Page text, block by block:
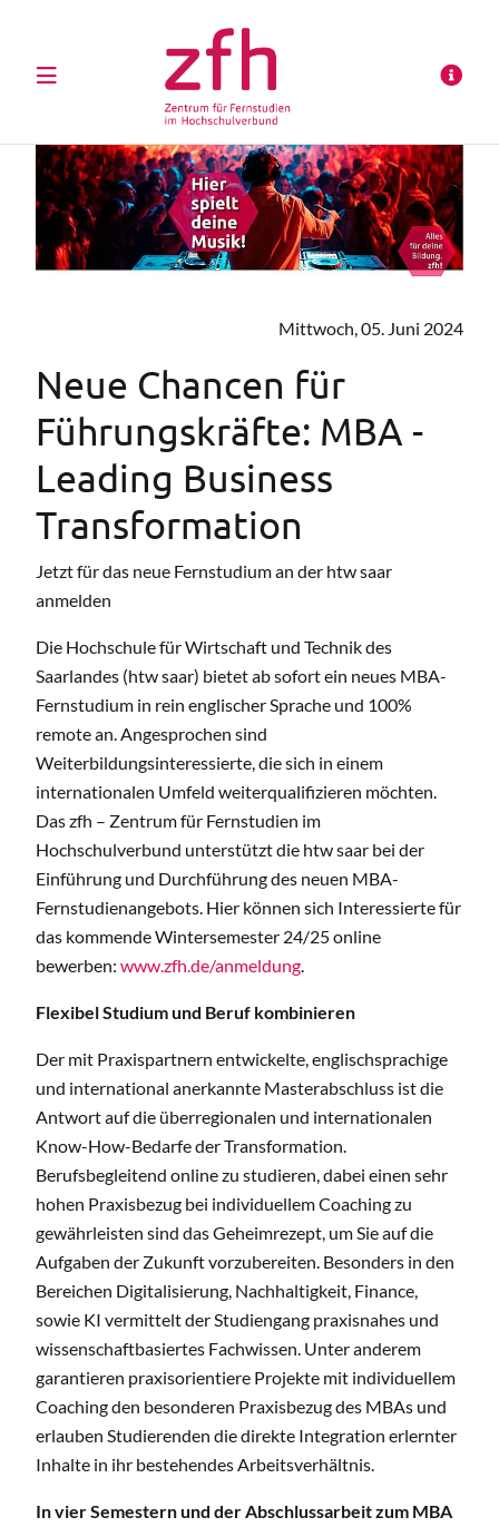
Mittwoch, 05. Juni 2024
Neue Chancen für
Führungskräfte: MBA -
Leading Business
Transformation
Jetzt für das neue Fernstudium an der htw saar
anmelden
Die Hochschule für Wirtschaft und Technik des
Saarlandes (htw saar) bietet ab sofort ein neues MBA-
Fernstudium in rein englischer Sprache und 100%
remote an. Angesprochen sind
Weiterbildungsinteressierte, die sich in einem
internationalen Umfeld weiterqualifizieren möchten.
Das zfh – Zentrum für Fernstudien im
Hochschulverbund unterstützt die htw saar bei der
Einführung und Durchführung des neuen MBA-
Fernstudienangebots. Hier können sich Interessierte für
das kommende Wintersemester 24/25 online
bewerben: www.zfh.de/anmeldung.
Flexibel Studium und Beruf kombinieren
Der mit Praxispartnern entwickelte, englischsprachige
und international anerkannte Masterabschluss ist die
Antwort auf die überregionalen und internationalen
Know-How-Bedarfe der Transformation.
Berufsbegleitend online zu studieren, dabei einen sehr
hohen Praxisbezug bei individuellem Coaching zu
gewährleisten sind das Geheimrezept, um Sie auf die
Aufgaben der Zukunft vorzubereiten. Besonders in den
Bereichen Digitalisierung, Nachhaltigkeit, Finance,
sowie KI vermittelt der Studiengang praxisnahes und
wissenschaftbasiertes Fachwissen. Unter anderem
garantieren praxisorientiere Projekte mit individuellem
Coaching den besonderen Praxisbezug des MBAs und
erlauben Studierenden die direkte Integration erlernter
Inhalte in ihr bestehendes Arbeitsverhältnis.
In vier Semestern und der Abschlussarbeit zum MBA